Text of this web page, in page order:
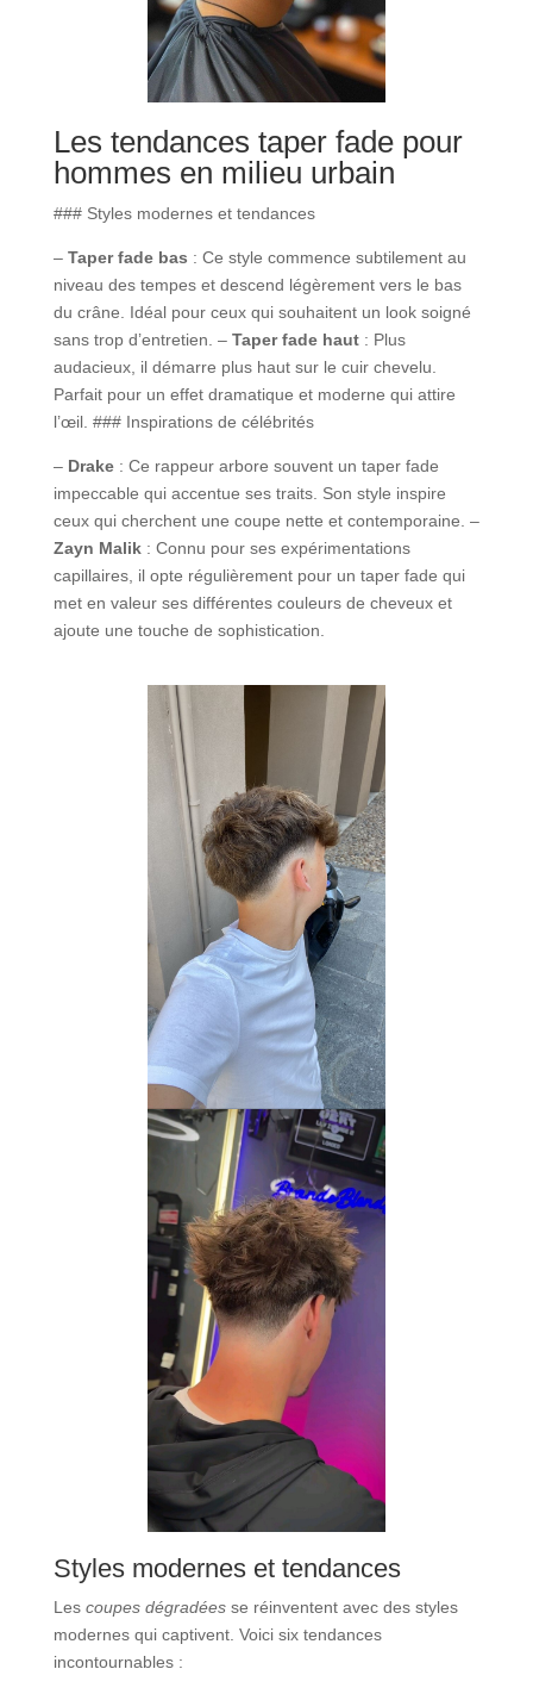
Les tendances taper fade pour
hommes en milieu urbain
### Styles modernes et tendances
– Taper fade bas : Ce style commence subtilement au
niveau des tempes et descend légèrement vers le bas
du crâne. Idéal pour ceux qui souhaitent un look soigné
sans trop d’entretien. – Taper fade haut: Plus
audacieux, il démarre plus haut sur le cuir chevelu.
Parfait pour un effet dramatique et moderne qui attire
l’œil. ### Inspirations de célébrités
– Drake: Ce rappeur arbore souvent un taper fade
impeccable qui accentue ses traits. Son style inspire
ceux qui cherchent une coupe nette et contemporaine. –
Zayn Malik: Connu pour ses expérimentations
capillaires, il opte régulièrement pour un taper fade qui
met en valeur ses différentes couleurs de cheveux et
ajoute une touche de sophistication.
Styles modernes et tendances
Les coupes dégradéesse réinventent avec des styles
modernes qui captivent. Voici six tendances
incontournables :